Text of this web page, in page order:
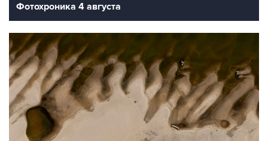
Фотохроника 4 августа